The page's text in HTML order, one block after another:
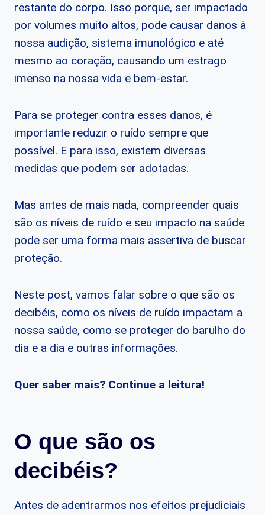
restante do corpo. Isso porque, ser impactado
por volumes muito altos, pode causar danos à
nossa audição, sistema imunológico e até
mesmo ao coração, causando um estrago
imenso na nossa vida e bem-estar.
Para se proteger contra esses danos, é
importante reduzir o ruído sempre que
possível. E para isso, existem diversas
medidas que podem ser adotadas.
Mas antes de mais nada, compreender quais
são os níveis de ruído e seu impacto na saúde
pode ser uma forma mais assertiva de buscar
proteção.
Neste post, vamos falar sobre o que são os
decibéis, como os níveis de ruído impactam a
nossa saúde, como se proteger do barulho do
dia e a dia e outras informações.
Quer saber mais? Continue a leitura!
O que são os
decibéis?
Antes de adentrarmos nos efeitos prejudiciais